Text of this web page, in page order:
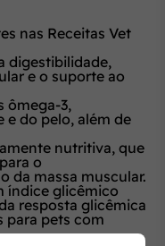
nas Receitas Vet
digestibilidade,
e o suporte ao
ômega-3,
e do pelo, além de
nutritiva, que
o
da massa muscular.
índice glicêmico
resposta glicêmica
para pets com